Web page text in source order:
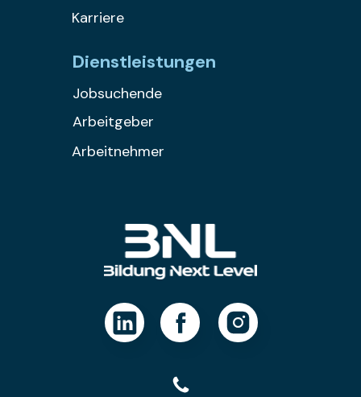
Arbeitgeber
Jobsuchende
Arbeitnehmer
Karriere
Dienstleistungen